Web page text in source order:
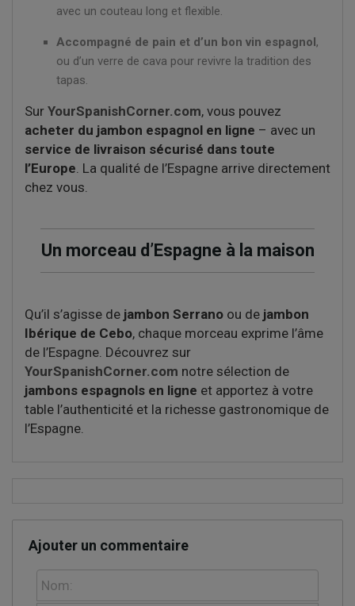
avec un couteau long et flexible.
Accompagné de pain et d’un bon vin espagnol,
ou d’un verre de cava pour revivre la tradition des
tapas.
Sur YourSpanishCorner.com, vous pouvez
acheter du jambon espagnol en ligne – avec un
service de livraison sécurisé dans toute
l’Europe. La qualité de l’Espagne arrive directement
chez vous.
Un morceau d’Espagne à la maison
Qu’il s’agisse de jambon Serrano ou de jambon
Ibérique de Cebo, chaque morceau exprime l’âme
de l’Espagne. Découvrez sur
YourSpanishCorner.com notre sélection de
jambons espagnols en ligne et apportez à votre
table l’authenticité et la richesse gastronomique de
l’Espagne.
Ajouter un commentaire